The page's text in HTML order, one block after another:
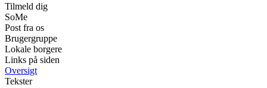
Tilmeld dig
SoMe
Post fra os
Brugergruppe
Lokale borgere
Links på siden
Oversigt
Tekster